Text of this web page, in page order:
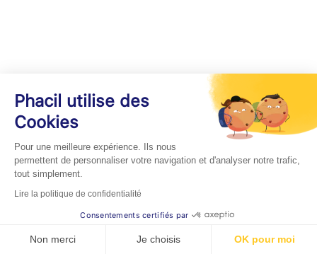
Phacil utilise des
Cookies
Pour une meilleure expérience. Ils nous
permettent de personnaliser votre navigation et d'analyser notre trafic,
tout simplement.
Lire la politique de confidentialité
Consentements certifiés par
Non merci Je choisis OK pour moi